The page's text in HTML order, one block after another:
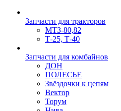
Запчасти для тракторов
МТЗ-80,82
Т-25, Т-40
Запчасти для комбайнов
ДОН
ПОЛЕСЬЕ
Звёздочки к цепям
Вектор
Торум